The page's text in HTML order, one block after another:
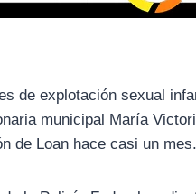
de explotación sexual
municipal María
de Loan hace casi un mes.